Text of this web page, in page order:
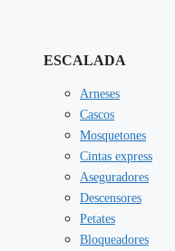
ESCALADA
Arneses
Cascos
Mosquetones
Cintas express
Aseguradores
Descensores
Petates
Bloqueadores